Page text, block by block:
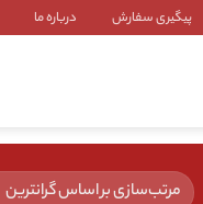
پیگیری سفارش درباره ما